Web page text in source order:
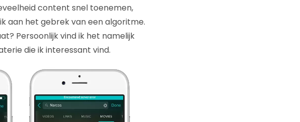
content snel toenemen,
aan het gebrek van een algoritme.
Persoonlijk vind ik het namelijk
die ik interessant vind.